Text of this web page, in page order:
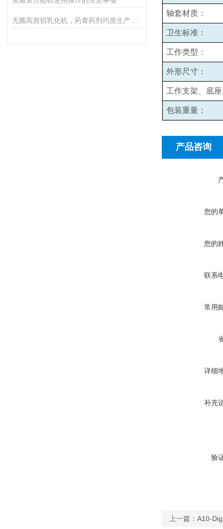
轴套材质：
卫生标准：
工作类型：
外形尺寸：
工作支架、底
包装重量：
产品咨询
您的
您的
联系
常用
详细
补充
验
上一篇： A10-